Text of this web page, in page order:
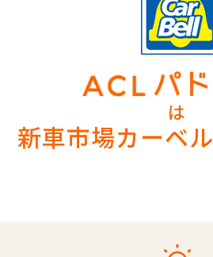
は
新車市場カーベル